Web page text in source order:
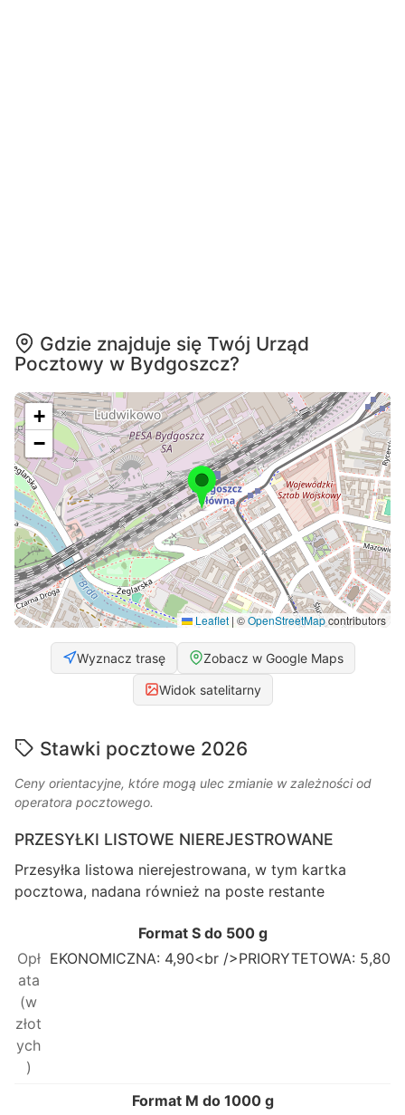
Gdzie znajduje się Twój Urząd
Pocztowy w Bydgoszcz?
+
−
Leaflet | ©OpenStreetMapcontributors
Wyznacz trasę Zobacz w Google Maps
Widok satelitarny
Stawki pocztowe 2026
Ceny orientacyjne, które mogą ulec zmianie w zależności od
operatora pocztowego.
PRZESYŁKI LISTOWE NIEREJESTROWANE
Przesyłka listowa nierejestrowana, w tym kartka
pocztowa, nadana również na poste restante
Format S do 500 g
EKONOMICZNA: 4,90<br />PRIORYTETOWA: 5,80
Format M do 1000 g